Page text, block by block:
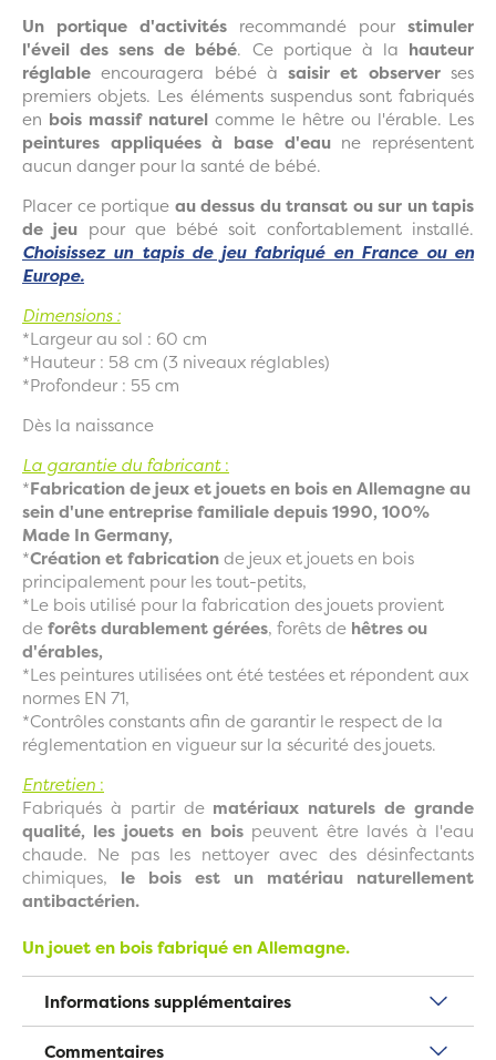
Un portique d'activités recommandé pour stimuler
l'éveil des sens de bébé. Ce portique à la hauteur
réglable encouragera bébé àsaisir et observerses
premiers objets. Les éléments suspendus sont fabriqués
en bois massif naturel comme le hêtre ou l'érable. Les
peintures appliquées à base d'eaune représentent
aucun danger pour la santé de bébé.
Placer ce portique au dessus du transat ou sur un tapis
de jeu pour que bébé soit confortablement installé.
Choisissez un tapis de jeu fabriqué en France ou en
Europe.
Dimensions :
*Largeur au sol : 60 cm
*Hauteur : 58 cm (3 niveaux réglables)
*Profondeur : 55 cm
Dès la naissance
La garantie du fabricant:
*Fabrication de jeux et jouets en bois en Allemagne au
sein d'une entreprise familiale depuis 1990, 100%
Made In Germany,
*Création et fabricationde jeux et jouets en bois
principalement pour les tout-petits,
*Le bois utilisé pour la fabrication des jouets provient
deforêts durablement gérées, forêts de hêtres ou
d'érables,
*Les peintures utilisées ont été testées et répondent aux
normes EN 71,
*Contrôles constants afin de garantir le respect de la
réglementation en vigueur sur la sécurité des jouets.
Entretien :
Fabriqués à partir de matériaux naturels de grande
qualité, les jouets en bois peuvent être lavés à l'eau
chaude. Ne pas les nettoyer avec des désinfectants
chimiques, le bois est un matériau naturellement
antibactérien.
Un jouet en bois fabriqué en Allemagne.
Informations supplémentaires
Commentaires